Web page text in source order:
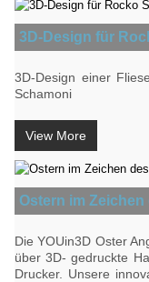
3D-Design für
3D-Design einer
Schamoni
View More
Ostern im
Die YOUin3D Oster
über 3D- gedruckte
Drucker. Unsere